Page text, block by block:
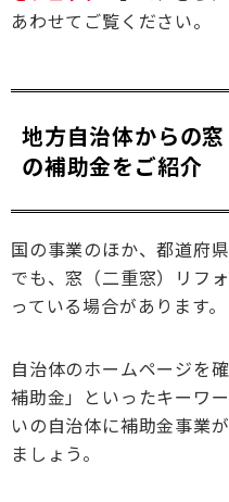
あわせてご覧ください。
地方自治体からの
の補助金をご紹介
国の事業のほか、都道府
でも、窓（二重窓）リフ
っている場合があります。
自治体のホームページを
補助金」といったキーワ
いの自治体に補助金事業
ましょう。